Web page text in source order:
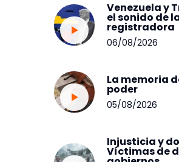
Venezuela y
el sonido de
registradora
06/08/2026
La memoria
poder
05/08/2026
Injusticia y
Víctimas de